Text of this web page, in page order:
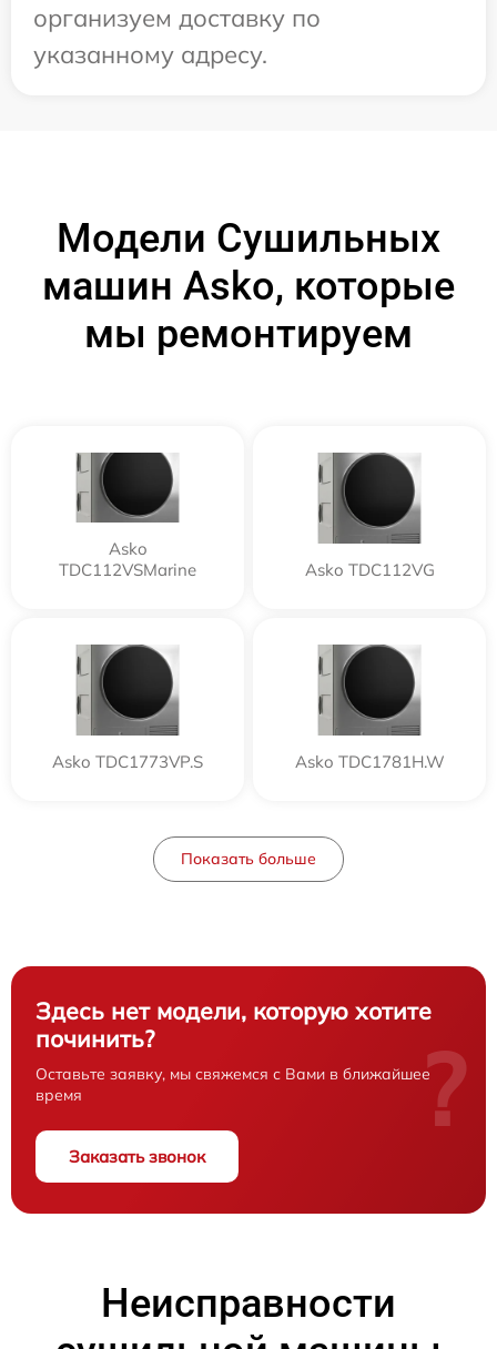
организуем доставку по
указанному адресу.
Модели Сушильных
машин Asko, которые
мы ремонтируем
Asko
TDC112VSMarine
Asko TDC112VG
Asko TDC1773VP.S Asko TDC1781H.W
Показать больше
Здесь нет модели, которую хотите
починить?
Оставьте заявку, мы свяжемся с Вами в ближайшее
время
Заказать звонок
?
Неисправности